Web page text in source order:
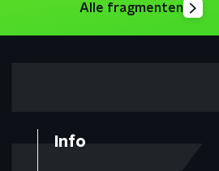
Alle fragmenten
Info